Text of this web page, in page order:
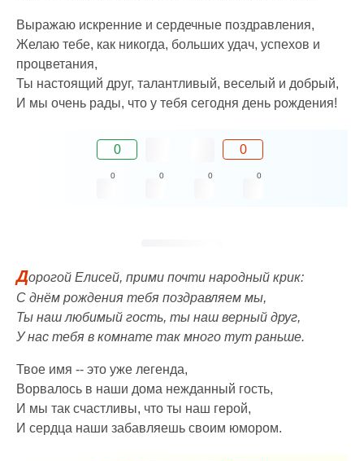
Выражаю искренние и сердечные поздравления,
Желаю тебе, как никогда, больших удач, успехов и
процветания,
Ты настоящий друг, талантливый, веселый и добрый,
И мы очень рады, что у тебя сегодня день рождения!
0 0
0 0 0 0
Дорогой Елисей, прими почти народный крик:
С днём рождения тебя поздравляем мы,
Ты наш любимый гость, ты наш верный друг,
У нас тебя в комнате так много тут раньше.
Твое имя -- это уже легенда,
Ворвалось в наши дома нежданный гость,
И мы так счастливы, что ты наш герой,
И сердца наши забавляешь своим юмором.